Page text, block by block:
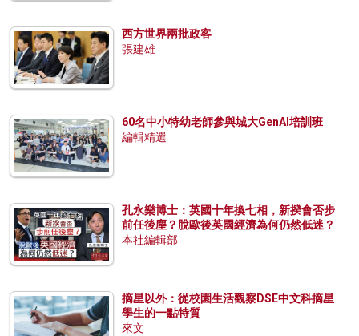
西方世界兩批政客
張建雄
60名中小特幼老師參與城大GenAI培訓班
編輯精選
孔永樂博士：英國十年換七相，新揆會否步
前任後塵？脫歐後英國經濟為何仍然低迷？
本社編輯部
摘星以外：從校園生活觀察DSE中文科摘星
學生的一點特質
來文